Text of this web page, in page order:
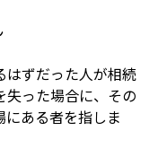
はずだった人が相続
失った場合に、その
ある者を指しま